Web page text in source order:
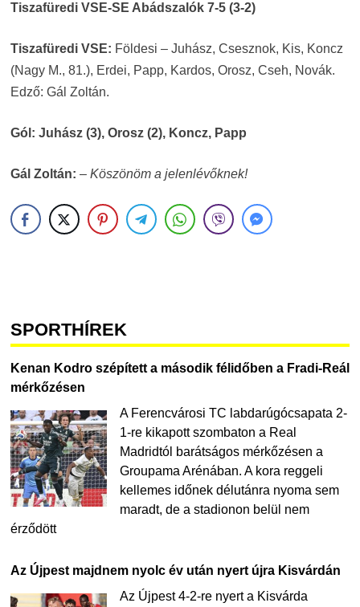
Tiszafüredi VSE-SE Abádszalók 7-5 (3-2)
Tiszafüredi VSE: Földesi – Juhász, Csesznok, Kis, Koncz
(Nagy M., 81.), Erdei, Papp, Kardos, Orosz, Cseh, Novák.
Edző: Gál Zoltán.
Gól: Juhász (3), Orosz (2), Koncz, Papp
Gál Zoltán: – Köszönöm a jelenlévőknek!
SPORTHÍREK
Kenan Kodro szépített a második félidőben a Fradi-Reál
mérkőzésen
A Ferencvárosi TC labdarúgócsapata 2-
1-re kikapott szombaton a Real
Madridtól barátságos mérkőzésen a
Groupama Arénában. A kora reggeli
kellemes időnek délutánra nyoma sem
maradt, de a stadionon belül nem
érződött
Az Újpest majdnem nyolc év után nyert újra Kisvárdán
Az Újpest 4-2-re nyert a Kisvárda